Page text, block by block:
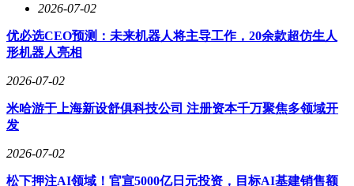
2026-07-02
优必选CEO预测：未来机器人将主导工作，20余款超仿生人
形机器人亮相
2026-07-02
米哈游于上海新设舒俱科技公司 注册资本千万聚焦多领域开
发
2026-07-02
松下押注AI领域！官宣5000亿日元投资，目标AI基建销售额